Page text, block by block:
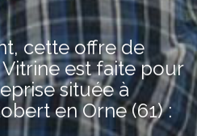
cette offre de
est faite pour
située à
en Orne (61) :